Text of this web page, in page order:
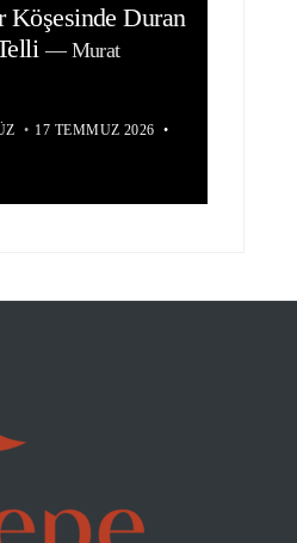
Duran
—Murat
• 17 TEMMUZ 2026 •